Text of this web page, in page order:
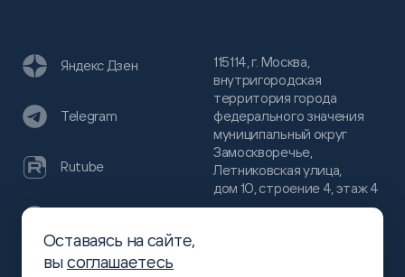
115114, г. Москва,
внутригородская
территория города
федерального значения
муниципальный округ
Замоскворечье,
Летниковская улица,
дом 10, строение 4, этаж 4
Яндекс Дзен
Telegram
Rutube
Хабр
Оставаясь на сайте,
высоглашаетесь